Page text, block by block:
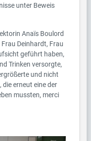
unter Beweis
Anaïs Boulord
Deinhardt, Frau
geführt haben,
Trinken versorgte,
und nicht
erneut eine der
mussten, merci